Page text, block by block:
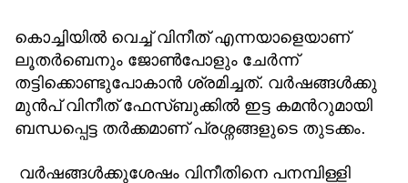
കൊച്ചിയിൽ വെച്ച് വിനീത് എന്നയാളെയാണ്
ലൂതർബെനും ജോൺപോളും ചേർന്ന്
തട്ടിക്കൊണ്ടുപോകാൻ ശ്രമിച്ചത്. വർഷങ്ങൾക്കു
മുൻപ് വിനീത് ഫേസ്ബുക്കില്‍ ഇട്ട കമന്‍റുമായി
ബന്ധപ്പെട്ട തർക്കമാണ് പ്രശ്നങ്ങളുടെ തുടക്കം.
വർഷങ്ങള്‍ക്കുശേഷം വിനീതിനെ പനമ്പിള്ളി